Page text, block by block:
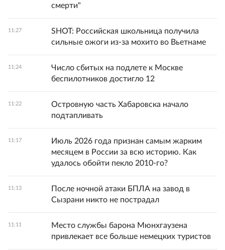
смерти"
11:27
SHOT: Российская школьница получила
сильные ожоги из-за мохито во Вьетнаме
11:24
Число сбитых на подлете к Москве
беспилотников достигло 12
11:22
Островную часть Хабаровска начало
подтапливать
11:17
Июль 2026 года признан самым жарким
месяцем в России за всю историю. Как
удалось обойти пекло 2010-го?
11:13
После ночной атаки БПЛА на завод в
Сызрани никто не пострадал
11:11
Место службы барона Мюнхгаузена
привлекает все больше немецких туристов